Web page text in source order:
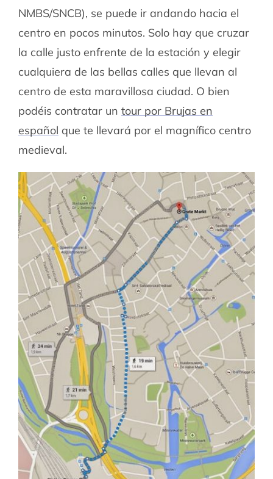
NMBS/SNCB), se puede ir andando hacia el
centro en pocos minutos. Solo hay que cruzar
la calle justo enfrente de la estación y elegir
cualquiera de las bellas calles que llevan al
centro de esta maravillosa ciudad. O bien
podéis contratar un tour por Brujas en
español que te llevará por el magnífico centro
medieval.